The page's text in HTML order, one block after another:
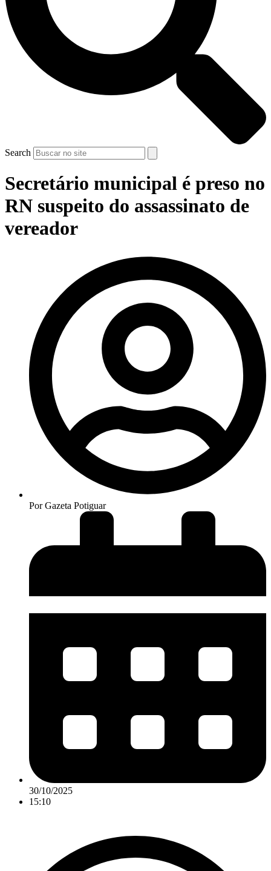
Search
Secretário municipal é preso no
RN suspeito do assassinato de
vereador
PorGazeta Potiguar
30/10/2025
15:10